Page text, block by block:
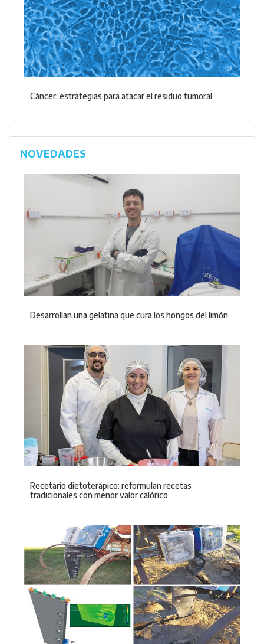
Cáncer: estrategias para atacar el residuo tumoral
NOVEDADES
Desarrollan una gelatina que cura los hongos del limón
Recetario dietoterápico: reformulan recetas
tradicionales con menor valor calórico